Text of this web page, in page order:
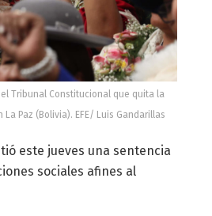
Tribunal Constitucional que quita la
Paz (Bolivia). EFE/ Luis Gandarillas
este jueves una sentencia
sociales afines al